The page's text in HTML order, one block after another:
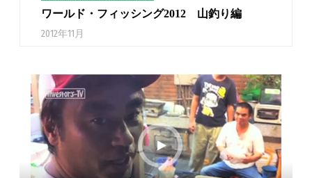
ワールド・フィッシング2012 山釣り編
2012年11月